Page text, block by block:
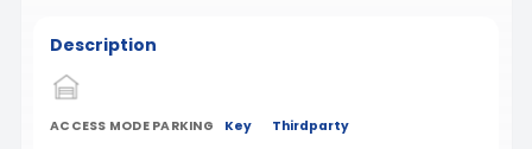
Description
ACCESS MODE PARKING Key Thirdparty